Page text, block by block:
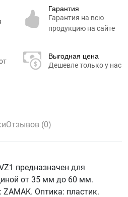
Гарантия
Гарантия на всю
продукцию на сайте
Выгодная цена
Дешевле только у нас
Отзывов (0)
предназначен для
от 35 мм до 60 мм.
Оптика: пластик.